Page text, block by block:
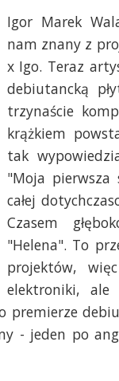
Igor Marek
nam znany z
x Igo. Teraz
debiutancką
trzynaście
krążkiem
tak
"Moja
całej
Czasem
"Helena". To
projektów,
elektroniki,
- jeden po